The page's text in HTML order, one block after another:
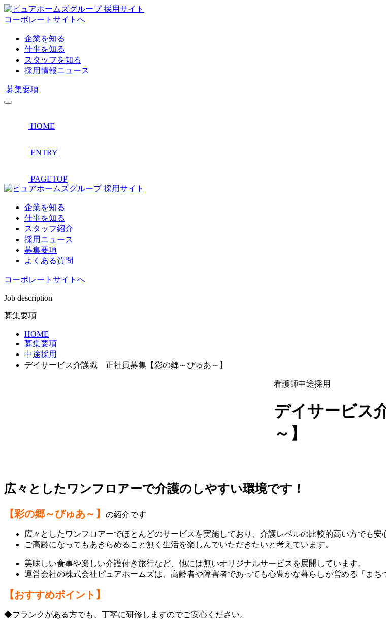
採用サイト
コーポレートサイトへ
企業を知る
仕事を知る
スタッフを知る
採用情報ニュース
募集要項
HOME
ENTRY
PAGETOP
採用サイト
企業を知る
仕事を知る
スタッフ紹介
採用ニュース
募集要項
よくある質問
コーポレートサイトへ
Job description
募集要項
HOME
募集要項
中途採用
デイサービス介護職 正社員募集【彩の郷～ぴゅあ～】
看護師中途採用
デイサービス
～】
広々としたワンフロアーで介護のしやすい環境です！
【彩の郷～ぴゅあ～】 の紹介です
広々としたワンフロアーでほとんどのサービスを実施しており、介護レベルの比較的高い方でも安
ご高齢になってもあきらめること無く生活を楽しんでいただきたいと考えています。
美味しい食事や楽しい介護付き旅行など、他には無いオリジナルサービスを展開しています。
運営会社の株式会社ピュアホームズは、高齢者や障害者であっても心豊かな暮らしが営める「まち
【おすすめポイント】
◆ブランクがある方でも、丁寧に研修しますのでご安心ください。